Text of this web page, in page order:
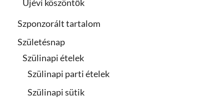
Újévi köszöntők
Szponzorált tartalom
Születésnap
Szülinapi ételek
Szülinapi parti ételek
Szülinapi sütik